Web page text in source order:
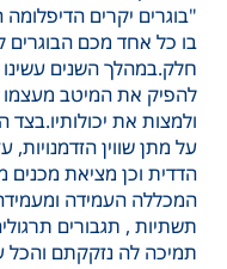
"בוגרים יקרים
בו כל אחד מכם הבוגרים
חלק.במהלך השנים
להפיק את המיטב מעצמו
ולמצות את
על מתן שווין הזדמנויות,
הדדית וכן מציאת מכנים
המכללה העמידה
תשתיות , תגבורים
תמיכה לה נזקקתם והכל